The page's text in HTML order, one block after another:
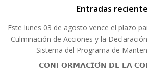
Entradas
Este lunes 03 de agosto vence el plazo
Culminación de Acciones y la
Sistema del Programa de
𝗖𝗢𝗡𝗙𝗢𝗥𝗠𝗔𝗖𝗜𝗢́𝗡 𝗗𝗘 𝗟𝗔